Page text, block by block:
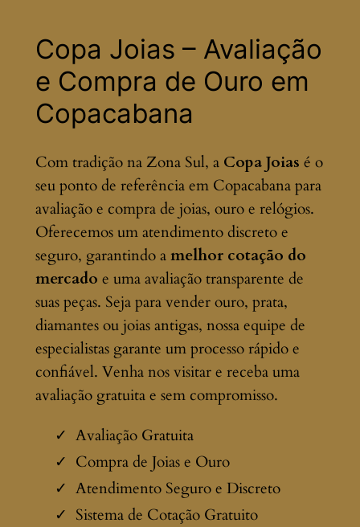
Copa Joias – Avaliação
e Compra de Ouro em
Copacabana
Com tradição na Zona Sul, a Copa Joias é o
seu ponto de referência em Copacabana para
avaliação e compra de joias, ouro e relógios.
Oferecemos um atendimento discreto e
seguro, garantindo amelhor cotação do
mercado e uma avaliação transparente de
suas peças. Seja para vender ouro, prata,
diamantes ou joias antigas, nossa equipe de
especialistas garante um processo rápido e
confiável. Venha nos visitar e receba uma
avaliação gratuita e sem compromisso.
Avaliação Gratuita
Compra de Joias e Ouro
Atendimento Seguro e Discreto
Sistema de Cotação Gratuito